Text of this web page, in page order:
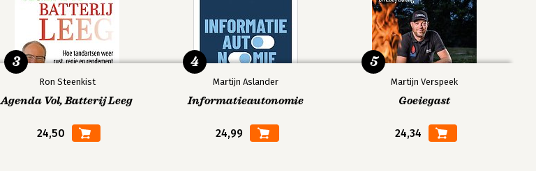
Ron Steenkist
Agenda Vol, Batterij Leeg
24,50
3
Martijn Aslander
Informatieautonomie
24,99
4
Martijn Verspeek
Goeiegast
24,34
5